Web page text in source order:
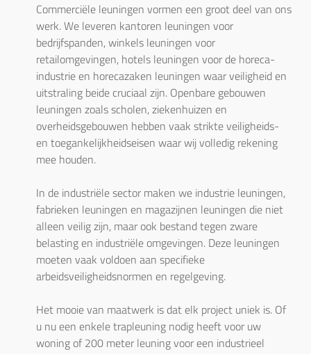
Commerciële leuningen vormen een groot deel van ons
werk. We leveren kantoren leuningen voor
bedrijfspanden, winkels leuningen voor
retailomgevingen, hotels leuningen voor de horeca-
industrie en horecazaken leuningen waar veiligheid en
uitstraling beide cruciaal zijn. Openbare gebouwen
leuningen zoals scholen, ziekenhuizen en
overheidsgebouwen hebben vaak strikte veiligheids-
en toegankelijkheidseisen waar wij volledig rekening
mee houden.
In de industriële sector maken we industrie leuningen,
fabrieken leuningen en magazijnen leuningen die niet
alleen veilig zijn, maar ook bestand tegen zware
belasting en industriële omgevingen. Deze leuningen
moeten vaak voldoen aan specifieke
arbeidsveiligheidsnormen en regelgeving.
Het mooie van maatwerk is dat elk project uniek is. Of
u nu een enkele trapleuning nodig heeft voor uw
woning of 200 meter leuning voor een industrieel